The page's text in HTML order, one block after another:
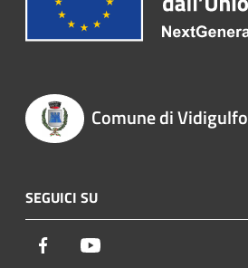
Comune di Vidigulfo
SEGUICI SU
Facebook